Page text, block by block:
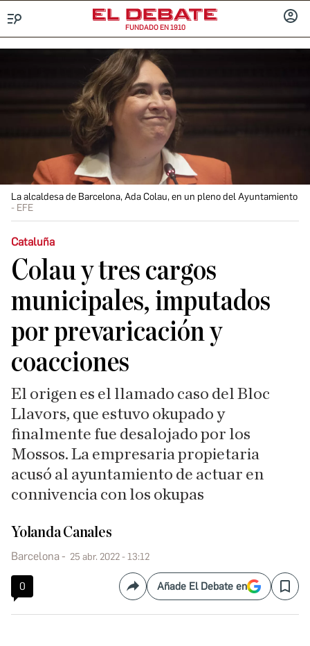
FUNDADO EN 1910
La alcaldesa de Barcelona, Ada Colau, en un pleno del Ayuntamiento
EFE
Cataluña
Colau y tres cargos
municipales, imputados
por prevaricación y
coacciones
El origen es el llamado caso del Bloc
Llavors, que estuvo okupado y
finalmente fue desalojado por los
Mossos. La empresaria propietaria
acusó al ayuntamiento de actuar en
connivencia con los okupas
Yolanda Canales
Barcelona 25 abr. 2022 - 13:12
0 CompartirAñade El Debate en Save